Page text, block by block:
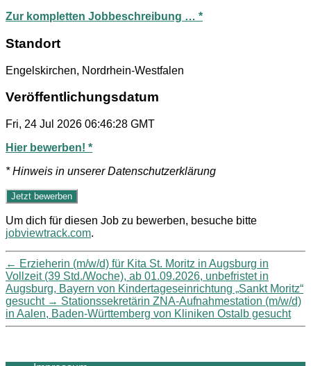
Zur kompletten Jobbeschreibung … *
Standort
Engelskirchen, Nordrhein-Westfalen
Veröffentlichungsdatum
Fri, 24 Jul 2026 06:46:28 GMT
Hier bewerben! *
* Hinweis in unserer Datenschutzerklärung
Um dich für diesen Job zu bewerben, besuche bitte
jobviewtrack.com.
← Erzieherin (m/w/d) für Kita St. Moritz in Augsburg in
Vollzeit (39 Std./Woche), ab 01.09.2026, unbefristet in
Augsburg, Bayern von Kindertageseinrichtung „Sankt Moritz“
gesucht → Stationssekretärin ZNA-Aufnahmestation (m/w/d)
in Aalen, Baden-Württemberg von Kliniken Ostalb gesucht